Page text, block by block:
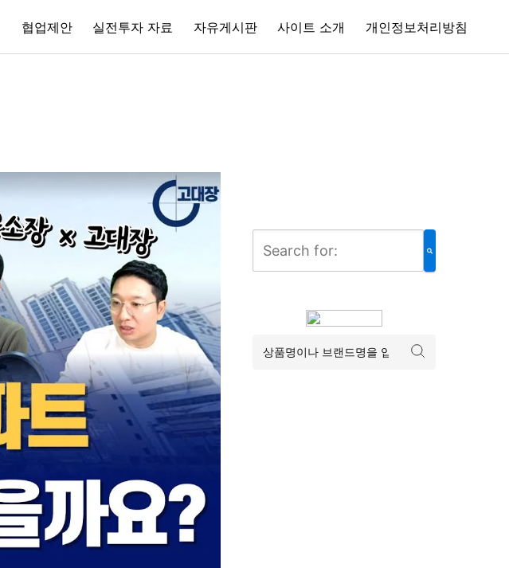
협업제안 실전투자 자료 자유게시판 사이트 소개 개인정보처리방침